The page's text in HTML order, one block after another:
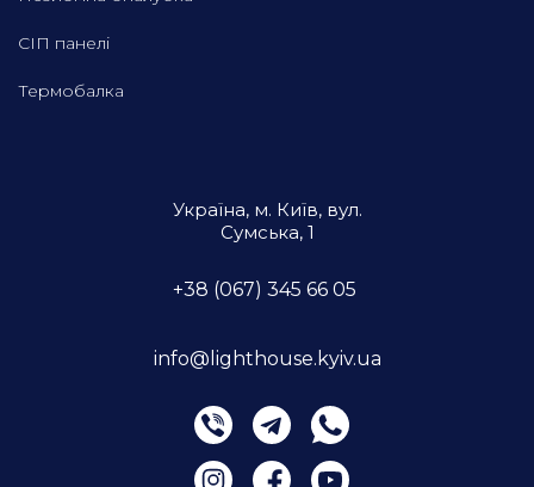
СІП панелі
Термобалка
Україна, м. Київ, вул.
Сумська, 1
+38 (067) 345 66 05
info@lighthouse.kyiv.ua